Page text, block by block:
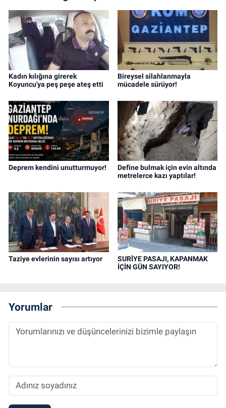
Kadın kılığına girerek
Koyuncu'ya peş peşe ateş etti
Bireysel silahlanmayla
mücadele sürüyor!
Deprem kendini unutturmuyor!
Define bulmak için evin altında
metrelerce kazı yaptılar!
Taziye evlerinin sayısı artıyor
SURİYE PASAJI, KAPANMAK
İÇİN GÜN SAYIYOR!
Yorumlar